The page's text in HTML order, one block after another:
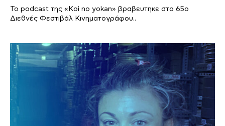
Το podcast της «Koi no yokan» βραβευτηκε στο 65ο
Διεθνές Φεστιβάλ Κινηματογράφου..